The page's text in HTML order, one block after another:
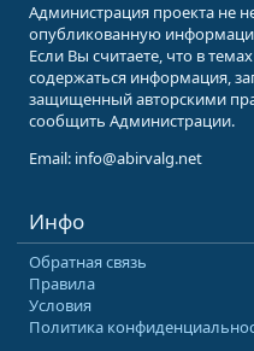
Администрация проекта не
опубликованную
Если Вы считаете, что в
содержаться информация,
защищенный авторскими
сообщить Администрации.
Email: info@abirvalg.net
Инфо
Обратная связь
Правила
Условия
Политика